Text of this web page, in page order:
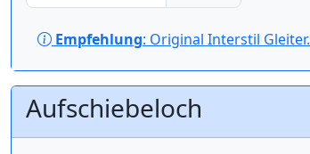
Empfehlung: Original Interstil Gleiter.
Aufschiebeloch